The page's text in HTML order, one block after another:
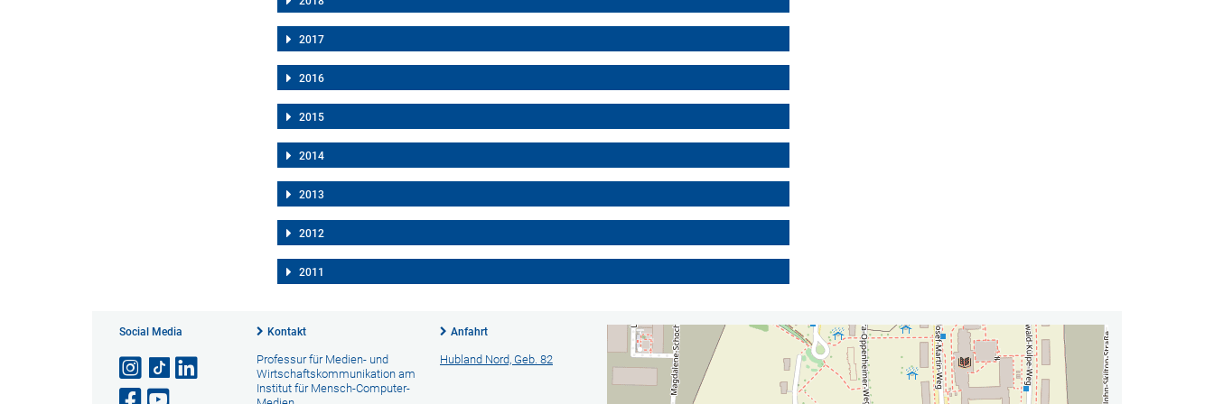
2017
2016
2015
2014
2013
2012
2011
Social Media Kontakt
Professur für Medien- und
Wirtschaftskommunikation am
Institut für Mensch-Computer-
Anfahrt
Hubland Nord, Geb. 82